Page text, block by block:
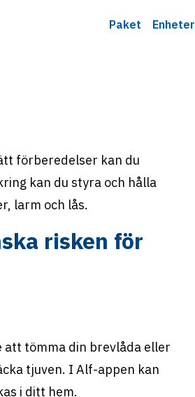
Paket Enheter
förberedelser kan du
kan du styra och hålla
larm och lås.
risken för
att tömma din brevlåda eller
tjuven. I Alf-appen kan
i ditt hem.